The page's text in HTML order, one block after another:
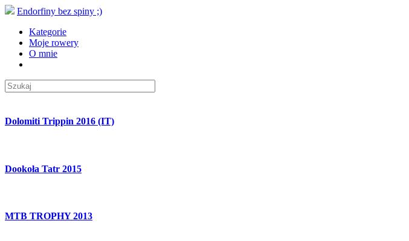
Endorfiny bez spiny ;)
Kategorie
Moje rowery
O mnie
Dolomiti Trippin 2016 (IT)
Dookoła Tatr 2015
MTB TROPHY 2013